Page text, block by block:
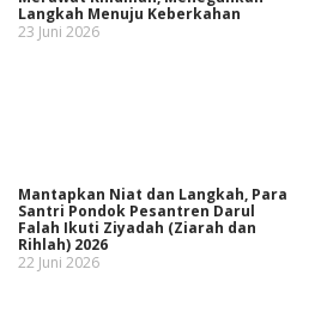
Langkah Menuju Keberkahan
23 Juni 2026
Mantapkan Niat dan Langkah, Para
Santri Pondok Pesantren Darul
Falah Ikuti Ziyadah (Ziarah dan
Rihlah) 2026
22 Juni 2026